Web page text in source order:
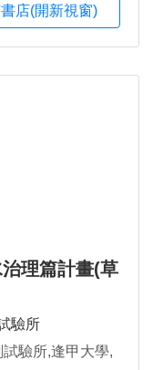
店(開新視窗)
理篇計畫(草
驗所
驗所,逢甲大學,